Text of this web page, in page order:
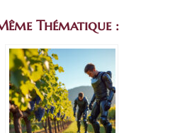
Thématique :